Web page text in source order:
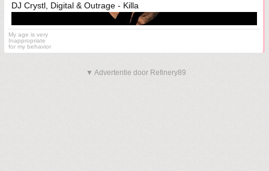
DJ Crystl, Digital & Outrage - Killa
My age is very
Inappropriate
for my behavior
▼ Advertentie door Refinery89